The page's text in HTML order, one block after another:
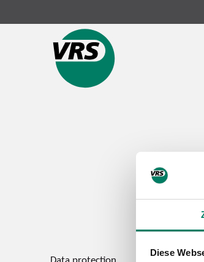
Diese